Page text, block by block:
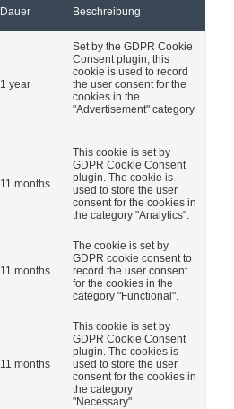
Dauer Beschreibung
1 year
Set by the GDPR Cookie
Consent plugin, this
cookie is used to record
the user consent for the
cookies in the
"Advertisement" category
11 months
This cookie is set by
GDPR Cookie Consent
plugin. The cookie is
used to store the user
consent for the cookies in
the category "Analytics".
11 months
The cookie is set by
GDPR cookie consent to
record the user consent
for the cookies in the
category "Functional".
11 months
This cookie is set by
GDPR Cookie Consent
plugin. The cookies is
used to store the user
consent for the cookies in
the category
"Necessary".